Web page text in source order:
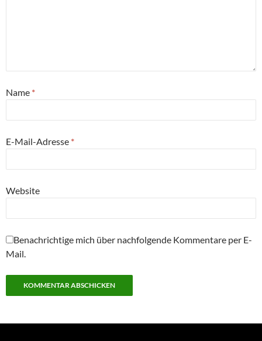
Name *
E-Mail-Adresse *
Website
Benachrichtige mich über nachfolgende Kommentare per E-
Mail.